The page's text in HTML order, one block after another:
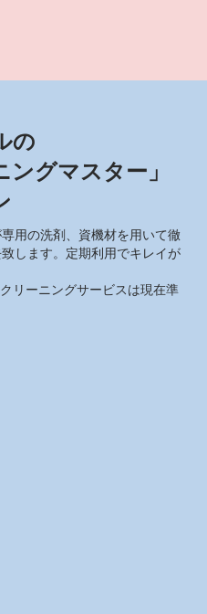
の
ングマスター」
用の洗剤、資機材を用いて徹
します。定期利用でキレイが
リーニングサービスは現在準